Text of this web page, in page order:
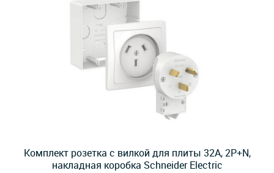
Комплект розетка с вилкой для плиты 32А, 2Р+N,
накладная коробка Schneider Electric